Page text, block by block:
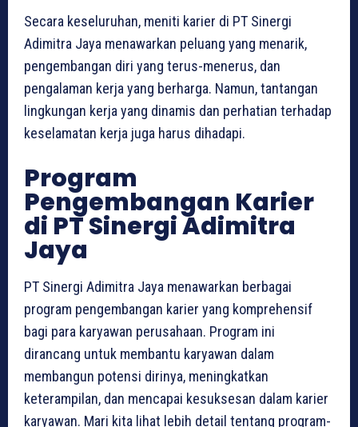
Secara keseluruhan, meniti karier di PT Sinergi
Adimitra Jaya menawarkan peluang yang menarik,
pengembangan diri yang terus-menerus, dan
pengalaman kerja yang berharga. Namun, tantangan
lingkungan kerja yang dinamis dan perhatian terhadap
keselamatan kerja juga harus dihadapi.
Program
Pengembangan Karier
di PT Sinergi Adimitra
Jaya
PT Sinergi Adimitra Jaya menawarkan berbagai
program pengembangan karier yang komprehensif
bagi para karyawan perusahaan. Program ini
dirancang untuk membantu karyawan dalam
membangun potensi dirinya, meningkatkan
keterampilan, dan mencapai kesuksesan dalam karier
karyawan. Mari kita lihat lebih detail tentang program-